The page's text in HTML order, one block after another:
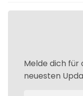
Melde dich für
neuesten